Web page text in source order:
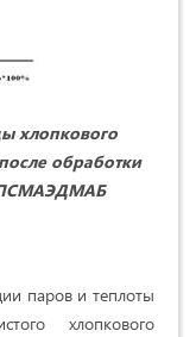
хлопкового
обработки
паров и теплоты
хлопкового